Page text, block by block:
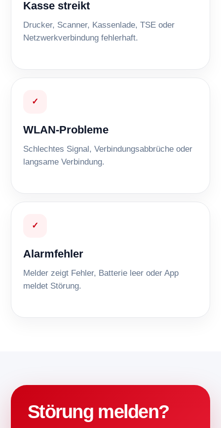
Kasse streikt
Drucker, Scanner, Kassenlade, TSE oder
Netzwerkverbindung fehlerhaft.
✓
WLAN-Probleme
Schlechtes Signal, Verbindungsabbrüche oder
langsame Verbindung.
✓
Alarmfehler
Melder zeigt Fehler, Batterie leer oder App
meldet Störung.
Störung melden?